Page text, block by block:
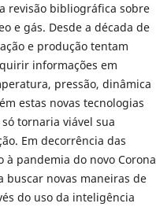
revisão bibliográfica sobre
e gás. Desde a década de
e produção tentam
informações em
pressão, dinâmica
estas novas tecnologias
tornaria viável sua
Em decorrência das
pandemia do novo Corona
buscar novas maneiras de
do uso da inteligência